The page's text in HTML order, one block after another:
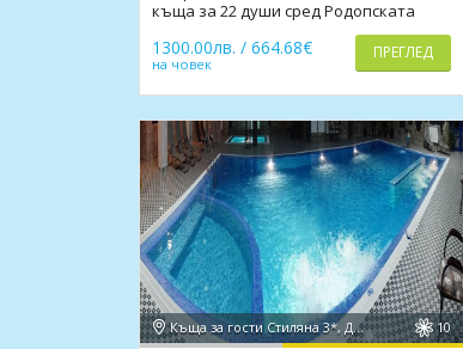
къща за 22 души сред Родопската
1300.00лв. / 664.68€
на човек
ПРЕГЛЕД
Къща за гости Стиляна 3*, Девин 10